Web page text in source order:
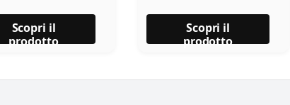
Scopri il
prodotto
Scopri il
prodotto